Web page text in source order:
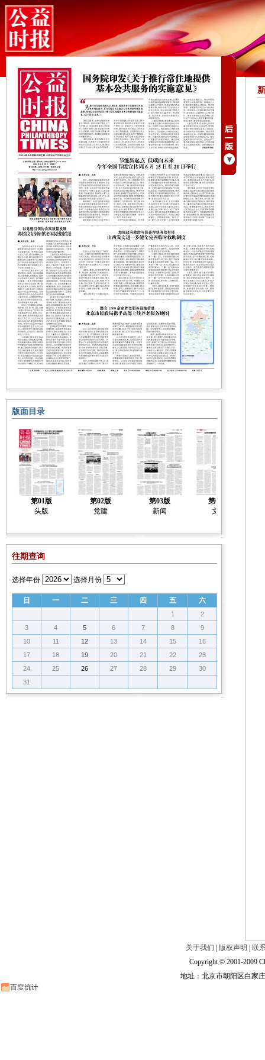
版面目录
第01版
头版
第02版
党建
第03版
新闻
第04版
文化
往期查询
选择年份 选择月份
日 一 二 三 四 五 六
1
2
3
4 5 6 7 8
9
10
11 12 13 14 15
16
17
18 19 20 21 22
23
24
25 26 27 28 29
30
31
关于我们 版权声明
联
Copyright © 2001-2009
地址：北京市朝阳区白家